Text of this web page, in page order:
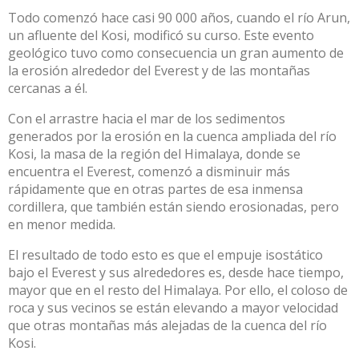
Todo comenzó hace casi 90 000 años, cuando el río Arun,
un afluente del Kosi, modificó su curso. Este evento
geológico tuvo como consecuencia un gran aumento de
la erosión alrededor del Everest y de las montañas
cercanas a él.
Con el arrastre hacia el mar de los sedimentos
generados por la erosión en la cuenca ampliada del río
Kosi, la masa de la región del Himalaya, donde se
encuentra el Everest, comenzó a disminuir más
rápidamente que en otras partes de esa inmensa
cordillera, que también están siendo erosionadas, pero
en menor medida.
El resultado de todo esto es que el empuje isostático
bajo el Everest y sus alrededores es, desde hace tiempo,
mayor que en el resto del Himalaya. Por ello, el coloso de
roca y sus vecinos se están elevando a mayor velocidad
que otras montañas más alejadas de la cuenca del río
Kosi.